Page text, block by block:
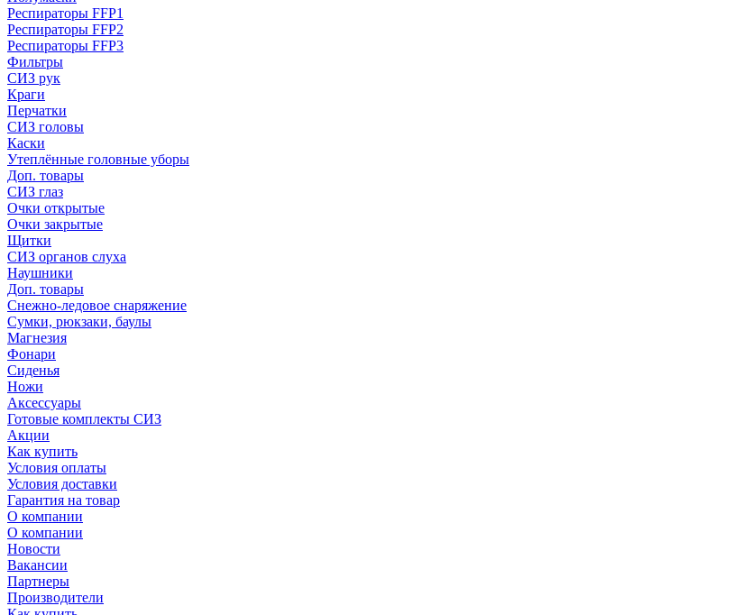
Респираторы FFP1
Респираторы FFP2
Респираторы FFP3
Фильтры
СИЗ рук
Краги
Перчатки
СИЗ головы
Каски
Утеплённые головные уборы
Доп. товары
СИЗ глаз
Очки открытые
Очки закрытые
Щитки
СИЗ органов слуха
Наушники
Доп. товары
Снежно-ледовое снаряжение
Сумки, рюкзаки, баулы
Магнезия
Фонари
Сиденья
Ножи
Аксессуары
Готовые комплекты СИЗ
Акции
Как купить
Условия оплаты
Условия доставки
Гарантия на товар
О компании
О компании
Новости
Вакансии
Партнеры
Производители